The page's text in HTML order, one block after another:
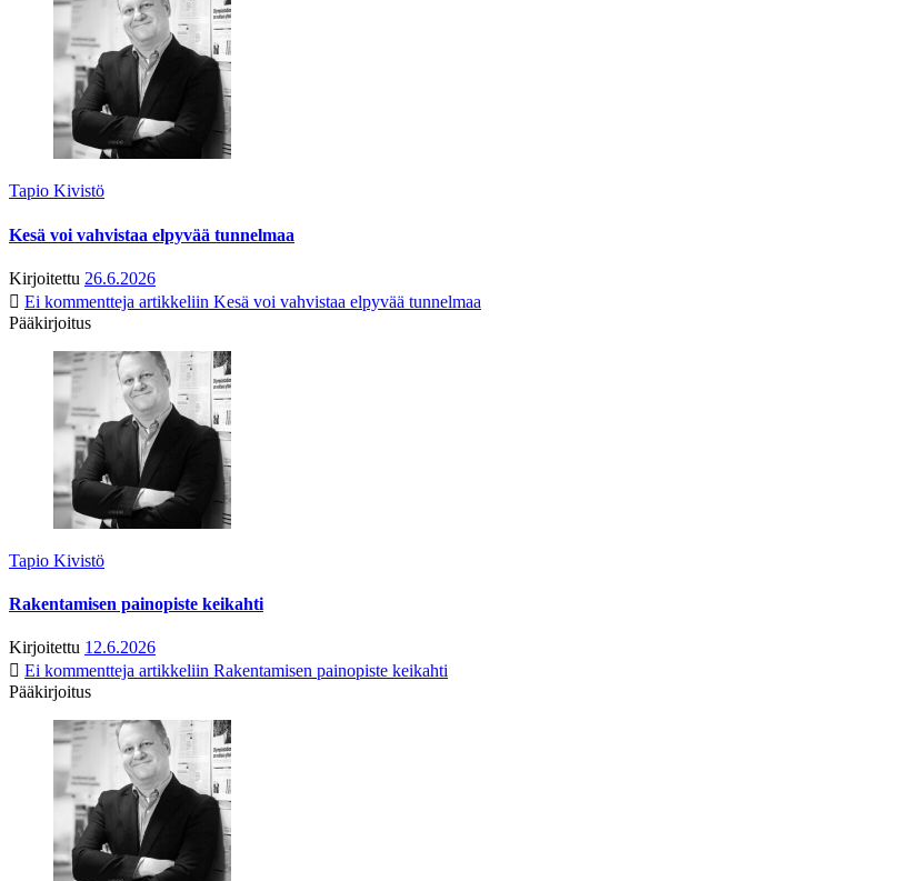
Tapio Kivistö
Kesä voi vahvistaa elpyvää tunnelmaa
Kirjoitettu 26.6.2026
Ei kommentteja artikkeliin Kesä voi vahvistaa elpyvää tunnelmaa
Pääkirjoitus
Tapio Kivistö
Rakentamisen painopiste keikahti
Kirjoitettu 12.6.2026
Ei kommentteja artikkeliin Rakentamisen painopiste keikahti
Pääkirjoitus